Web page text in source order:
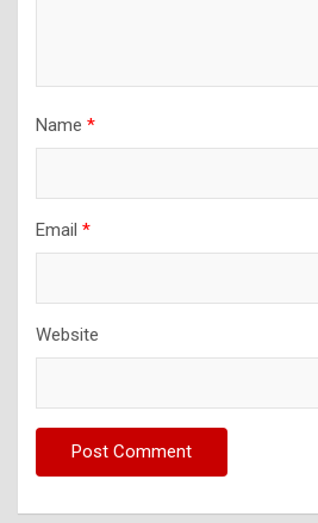
Name *
Email *
Website